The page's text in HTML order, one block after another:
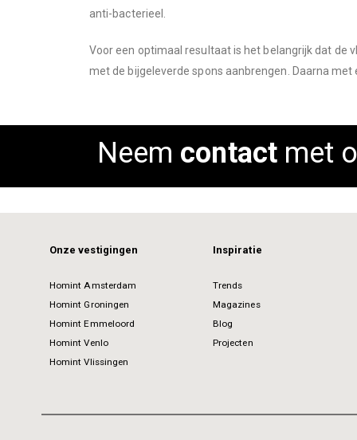
anti-bacterieel.
Voor een optimaal resultaat is het belangrijk dat de
met de bijgeleverde spons aanbrengen. Daarna
Neem contactmet
Onze vestigingen
Homint Amsterdam
Homint Groningen
Homint Emmeloord
Homint Venlo
Homint Vlissingen
Inspiratie
Trends
Magazines
Blog
Projecten